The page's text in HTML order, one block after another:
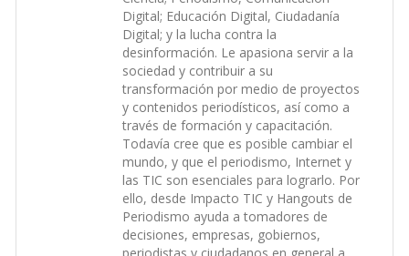
Digital; Educación Digital, Ciudadanía
Digital; y la lucha contra la
desinformación. Le apasiona servir a la
sociedad y contribuir a su
transformación por medio de proyectos
y contenidos periodísticos, así como a
través de formación y capacitación.
Todavía cree que es posible cambiar el
mundo, y que el periodismo, Internet y
las TIC son esenciales para lograrlo. Por
ello, desde Impacto TIC y Hangouts de
Periodismo ayuda a tomadores de
decisiones, empresas, gobiernos,